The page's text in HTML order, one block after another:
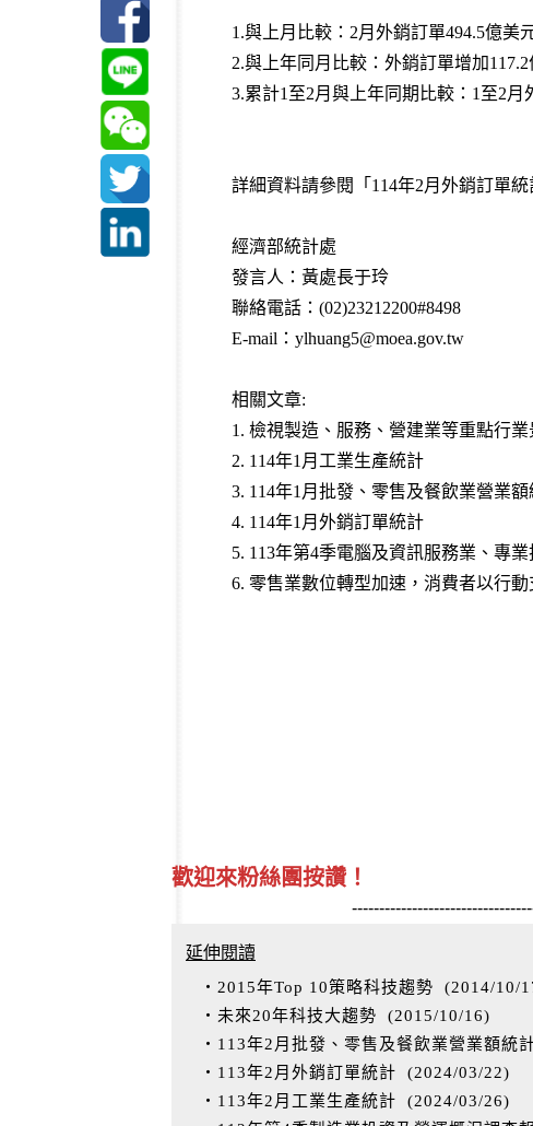
1.與上月比較：2月外銷訂單494.5億美
2.與上年同月比較：外銷訂單增加
3.累計1至2月與上年同期比較：1至2月
詳細資料請參閱「 114年2月外銷訂單統
經濟部統計處
發言人：黃處長于玲
聯絡電話：(02)23212200#8498
E-mail：ylhuang5@moea.gov.tw
相關文章:
1. 檢視製造、服務、營建業等重點行業
2. 114年1月工業生產統計
3. 114年1月批發、零售及餐飲業營業額
4. 114年1月外銷訂單統計
5. 113年第4季電腦及資訊服務業、專
6. 零售業數位轉型加速，消費者以行
歡迎來粉絲團按讚！
延伸閱讀
‧2015年Top 10策略科技趨勢 (2014/10/
‧未來20年科技大趨勢 (2015/10/16)
‧113年2月批發、零售及餐飲業營業額統
‧113年2月外銷訂單統計 (2024/03/22)
‧113年2月工業生產統計 (2024/03/26)